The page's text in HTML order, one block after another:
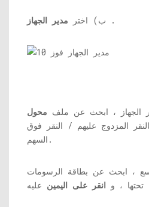
ب) اختر مدير الجهاز .
الجهاز ، ابحث عن ملف محول
المزدوج عليهم / النقر فوق
السهم.
، ابحث عن بطاقة الرسومات
، و انقر على اليمين